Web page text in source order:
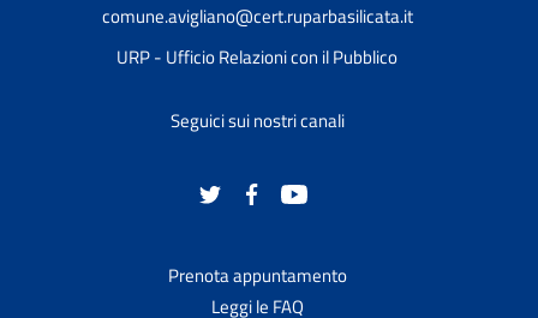
comune.avigliano@cert.ruparbasilicata.it
URP - Ufficio Relazioni con il Pubblico
Seguici sui nostri canali
Prenota appuntamento
Leggi le FAQ